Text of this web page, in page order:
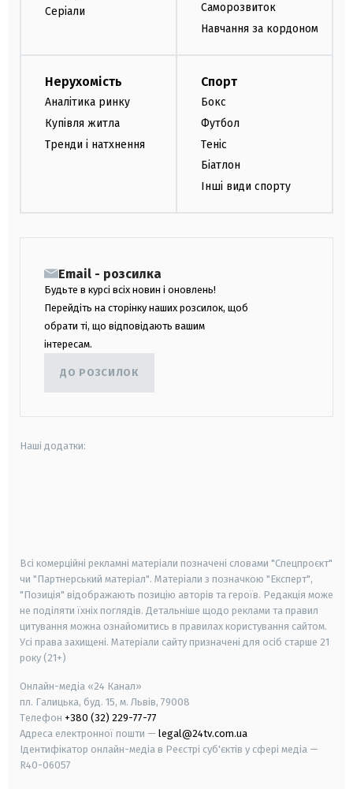
Серіали
Саморозвиток
Навчання за кордоном
Нерухомість
Аналітика ринку
Купівля житла
Тренди і натхнення
Спорт
Бокс
Футбол
Теніс
Біатлон
Інші види спорту
Email - розсилка
Будьте в курсі всіх новин і оновлень!
Перейдіть на сторінку наших розсилок, щоб
обрати ті, що відповідають вашим
інтересам.
ДО РОЗСИЛОК
Наші додатки:
Всі комерційні рекламні матеріали позначені словами "Спецпроєкт"
чи "Партнерський матеріал". Матеріали з позначкою "Експерт",
"Позиція" відображають позицію авторів та героїв. Редакція може
не поділяти їхніх поглядів. Детальніше щодо реклами та правил
цитування можна ознайомитись в правилах користування сайтом.
Усі права захищені. Матеріали сайту призначені для осіб старше 21
року (21+)
Онлайн-медіа «24 Канал»
пл. Галицька, буд. 15, м. Львів, 79008
Телефон +380 (32) 229-77-77
Адреса електронної пошти — legal@24tv.com.ua
Ідентифікатор онлайн-медіа в Реєстрі суб'єктів у сфері медіа —
R40-06057